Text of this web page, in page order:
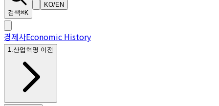
검색⌘K
KO/EN
경제사Economic History
1 산업혁명 이전